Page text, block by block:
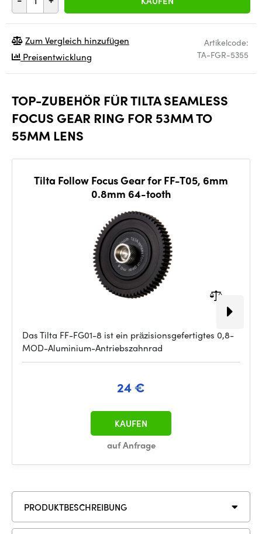
Artikelcode:
TA-FGR-5355
Zum Vergleich hinzufügen
Preisentwicklung
TOP-ZUBEHÖR FÜR TILTA SEAMLESS
FOCUS GEAR RING FOR 53MM TO
55MM LENS
Tilta Follow Focus Gear for FF-T05, 6mm
0.8mm 64-tooth
Das Tilta FF-FG01-8 ist ein präzisionsgefertigtes 0,8-
MOD-Aluminium-Antriebszahnrad
24 €
auf Anfrage
KAUFEN
PRODUKTBESCHREIBUNG